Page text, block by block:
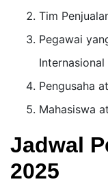
Tim
Pegawai
Internasional
Pengusaha
Mahasiswa
Jadwal
2025